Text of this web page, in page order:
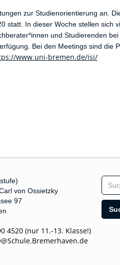
zur Studienorientierung an.
statt. In dieser Woche stellen sich
und Studierenden
Bei den Meetings sind die
www.uni-bremen.de/isi/
von Ossietzky
97
4520 (nur 11.-13. Klasse!)